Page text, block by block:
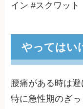
イン #スクワット
やってはい
腰痛がある時は避
特に急性期のぎ